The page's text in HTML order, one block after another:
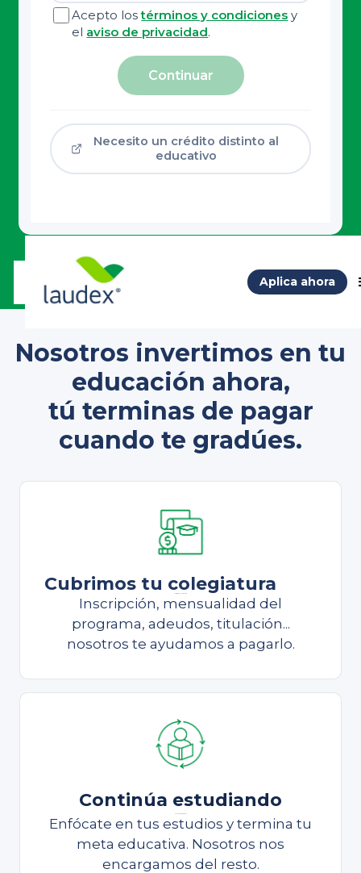
Aplica ahora
Nosotros invertimos en tu
educación ahora,
tú terminas de pagar
cuando te gradúes.
Cubrimos tu colegiatura
Inscripción, mensualidad del
programa, adeudos, titulación...
nosotros te ayudamos a pagarlo.
Continúa estudiando
Enfócate en tus estudios y termina tu
meta educativa. Nosotros nos
encargamos del resto.